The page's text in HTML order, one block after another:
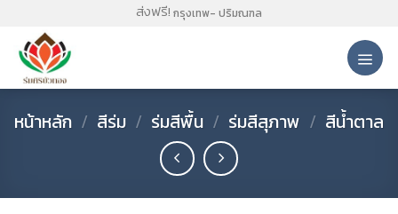
content
ส่งฟรี! กรุงเทพ- ปริมณฑล
หน้าหลัก / สีร่ม / ร่มสีพื้น / ร่มสีสุภาพ / สีน้ำตาล